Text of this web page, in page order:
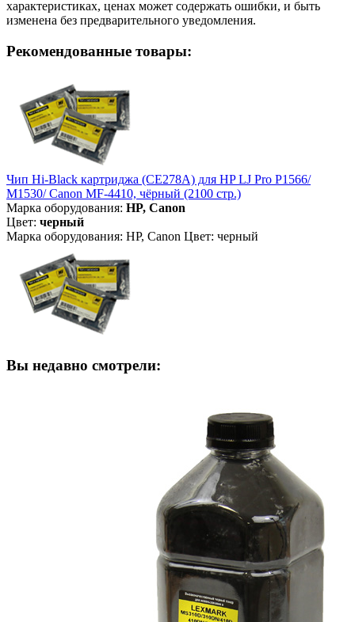
характеристиках, ценах может содержать ошибки, и быть
изменена без предварительного уведомления.
Рекомендованные товары:
Чип Hi-Black картриджа (CE278A) для HP LJ Pro P1566/
M1530/ Canon MF-4410, чёрный (2100 стр.)
Марка оборудования: HP, Canon
Цвет: черный
Марка оборудования: HP, Canon Цвет: черный
Вы недавно смотрели: